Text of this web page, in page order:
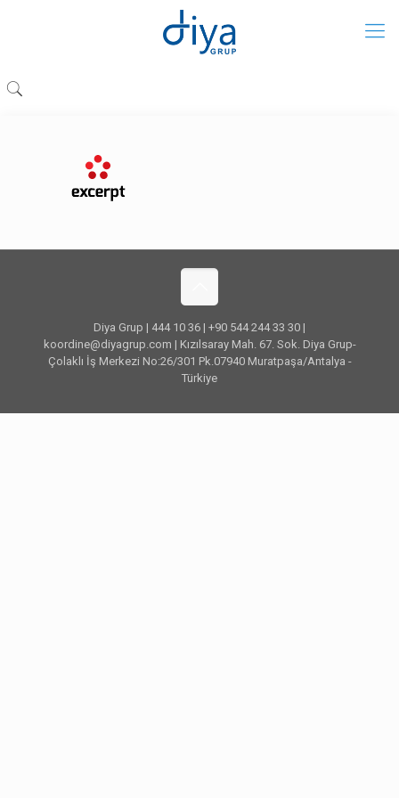
Diya Grup | 444 10 36 | +90 544 244 33 30 |
koordine@diyagrup.com | Kızılsaray Mah. 67. Sok. Diya Grup-
Çolaklı İş Merkezi No:26/301 Pk.07940 Muratpaşa/Antalya -
Türkiye